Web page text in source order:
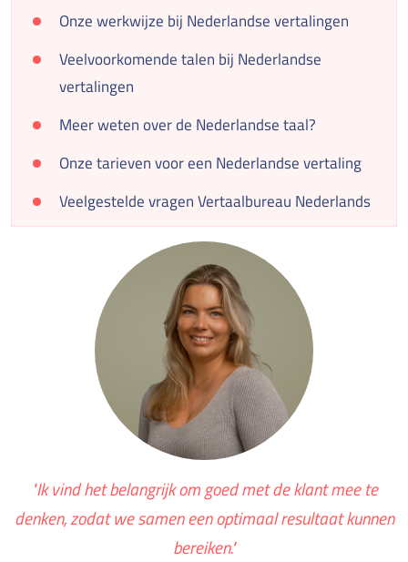
Onze werkwijze bij Nederlandse vertalingen
Veelvoorkomende talen bij Nederlandse
vertalingen
Meer weten over de Nederlandse taal?
Onze tarieven voor een Nederlandse vertaling
Veelgestelde vragen Vertaalbureau Nederlands
"Ik vind het belangrijk om goed met de klant mee te
denken, zodat we samen een optimaal resultaat kunnen
bereiken."